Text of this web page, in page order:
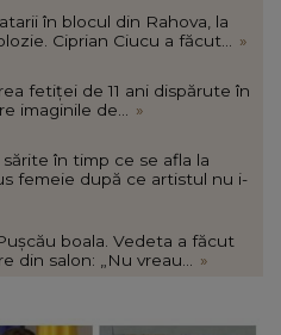
în blocul din Rahova, la
Ciprian Ciucu a făcut...
»
fetiței de 11 ani dispărute în
imaginile de...
»
în timp ce se afla la
femeie după ce artistul nu i-
boala. Vedeta a făcut
din salon: „Nu vreau...
»